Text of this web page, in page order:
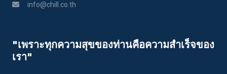
info@chill.co.th
"เพราะทุกความสุขของท่านคือความสําเร็จของ
เรา"